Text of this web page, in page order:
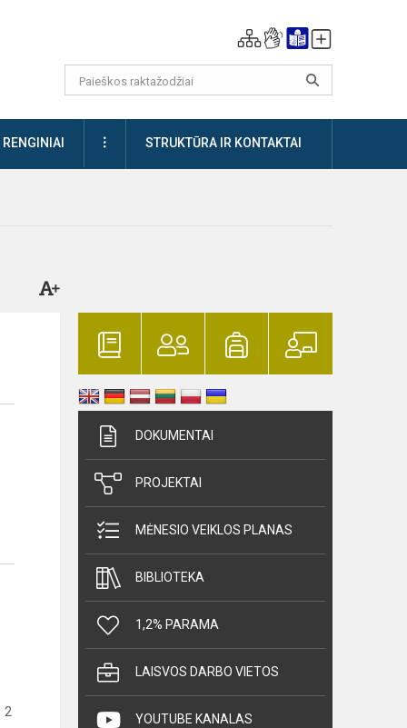
RENGINIAI DAUGIAUSTRUKTŪRA IR KONTAKTAI
2
DOKUMENTAI
PROJEKTAI
MĖNESIO VEIKLOS PLANAS
BIBLIOTEKA
1,2% PARAMA
LAISVOS DARBO VIETOS
YOUTUBE KANALAS